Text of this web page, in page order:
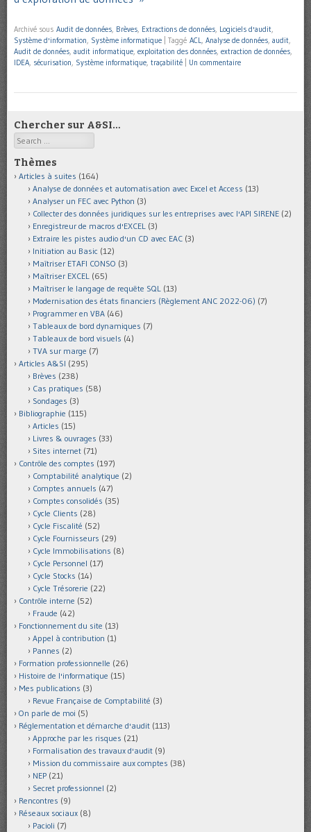
Archivé sous Audit de données, Brèves, Extractions de données, Logiciels d'audit,
Système d'information, Système informatique Taggé ACL, Analyse de données, audit,
Audit de données, audit informatique, exploitation des données, extraction de données,
IDEA, sécurisation, Système informatique, traçabilité Un commentaire
Chercher sur A&SI…
Search
Thèmes
Articles à suites (164)
Analyse de données et automatisation avec Excel et Access (13)
Analyser un FEC avec Python (3)
Collecter des données juridiques sur les entreprises avec l'API SIRENE (2)
Enregistreur de macros d'EXCEL (3)
Extraire les pistes audio d'un CD avec EAC (3)
Initiation au Basic (12)
Maîtriser ETAFI CONSO (3)
Maîtriser EXCEL (65)
Maîtriser le langage de requête SQL (13)
Modernisation des états financiers (Règlement ANC 2022-06) (7)
Programmer en VBA (46)
Tableaux de bord dynamiques (7)
Tableaux de bord visuels (4)
TVA sur marge (7)
Articles A&SI (295)
Brèves (238)
Cas pratiques (58)
Sondages (3)
Bibliographie (115)
Articles (15)
Livres & ouvrages (33)
Sites internet (71)
Contrôle des comptes (197)
Comptabilité analytique (2)
Comptes annuels (47)
Comptes consolidés (35)
Cycle Clients (28)
Cycle Fiscalité (52)
Cycle Fournisseurs (29)
Cycle Immobilisations (8)
Cycle Personnel (17)
Cycle Stocks (14)
Cycle Trésorerie (22)
Contrôle interne (52)
Fraude (42)
Fonctionnement du site (13)
Appel à contribution (1)
Pannes (2)
Formation professionnelle (26)
Histoire de l'informatique (15)
Mes publications (3)
Revue Française de Comptabilité (3)
On parle de moi (5)
Réglementation et démarche d'audit (113)
Approche par les risques (21)
Formalisation des travaux d'audit (9)
Mission du commissaire aux comptes (38)
NEP (21)
Secret professionnel (2)
Rencontres (9)
Réseaux sociaux (8)
Pacioli (7)